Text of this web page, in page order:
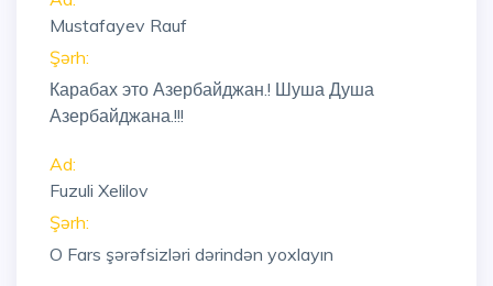
Mustafayev Rauf
Şərh:
Карабах это Азербайджан.! Шуша Душа
Азербайджана.!!!
Ad:
Fuzuli Xelilov
Şərh:
O Fars şərəfsizləri dərindən yoxlayın